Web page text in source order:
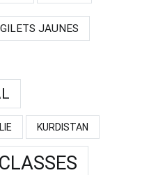
GILETS JAUNES
KURDISTAN